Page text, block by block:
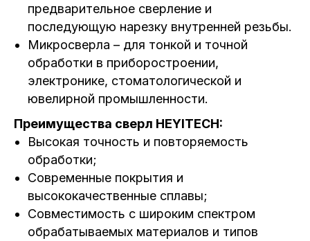
предварительное сверление и
последующую нарезку внутренней резьбы.
Микросверла – для тонкой и точной
обработки в приборостроении,
электронике, стоматологической и
ювелирной промышленности.
Преимущества сверл HEYITECH:
Высокая точность и повторяемость
обработки;
Современные покрытия и
высококачественные сплавы;
Совместимость с широким спектром
обрабатываемых материалов и типов